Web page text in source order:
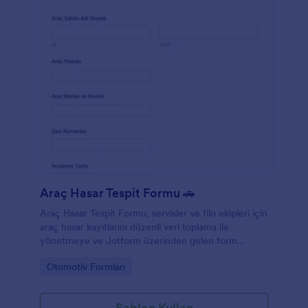
Araç Hasar Tespit Formu 🚗
Araç Hasar Tespit Formu, servisler ve filo ekipleri için
araç hasar kayıtlarını düzenli veri toplama ile
yönetmeye ve Jotform üzerinden gelen form
Go to Category:
Otomotiv Formları